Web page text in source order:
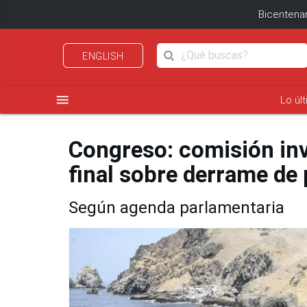
ENGLISH
menu Lo
Congreso: comisión
final sobre derrame de
Según agenda parlamentaria